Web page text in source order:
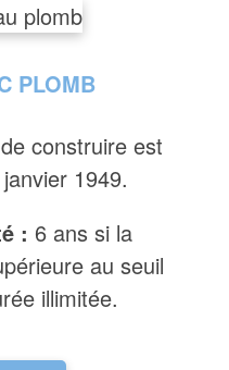
PLOMB
construire est
1949.
: 6 ans si la
au seuil
illimitée.